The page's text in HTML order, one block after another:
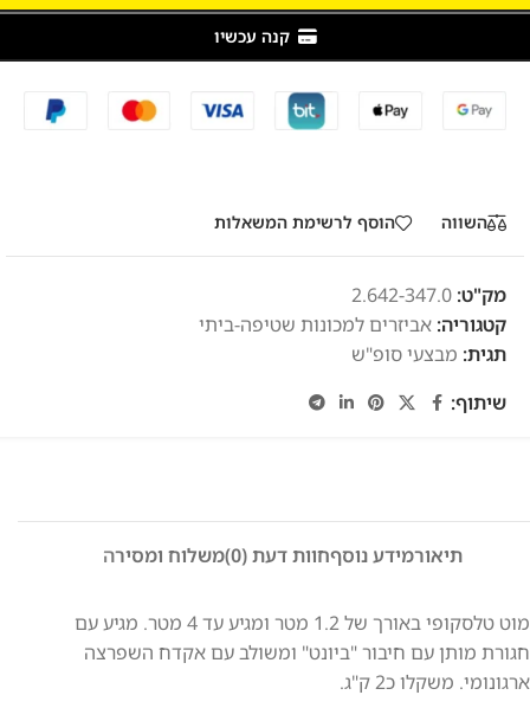
קנה עכשיו
השווה הוסף לרשימת המשאלות
מק"ט: 2.642-347.0
קטגוריה: אביזרים למכונות שטיפה-ביתי
תגית: מבצעי סופ"ש
שיתוף:
תיאורמידע נוסףחוות דעת (0) משלוח ומסירה
מוט טלסקופי באורך של 1.2 מטר ומגיע עד 4 מטר. מגיע עם
חגורת מותן עם חיבור "ביונט" ומשולב עם אקדח השפרצה
ארגונומי. משקלו כ2 ק"ג.